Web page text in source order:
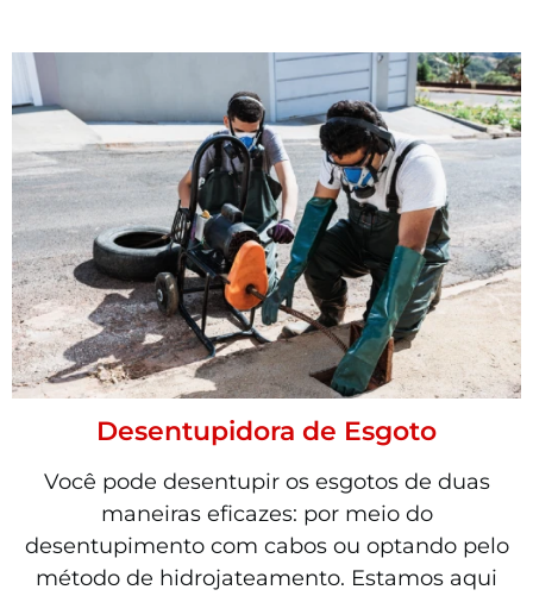
Desentupidora de Esgoto
Você pode desentupir os esgotos de duas
maneiras eficazes: por meio do
desentupimento com cabos ou optando pelo
método de hidrojateamento. Estamos aqui